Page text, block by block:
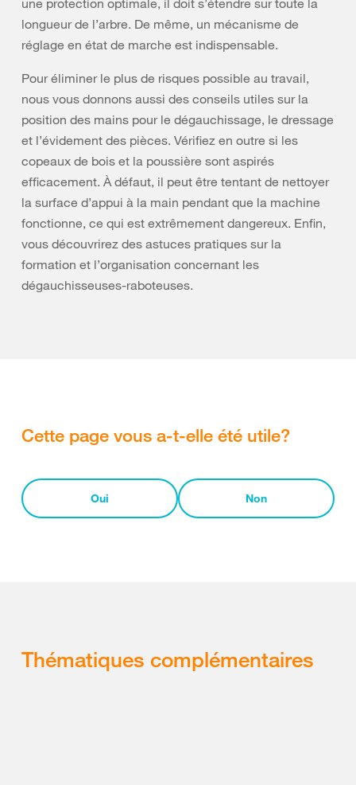
une protection optimale, il doit s’étendre sur toute la
longueur de l’arbre. De même, un mécanisme de
réglage en état de marche est indispensable.
Pour éliminer le plus de risques possible au travail,
nous vous donnons aussi des conseils utiles sur la
position des mains pour le dégauchissage, le dressage
et l’évidement des pièces. Vérifiez en outre si les
copeaux de bois et la poussière sont aspirés
efficacement. À défaut, il peut être tentant de nettoyer
la surface d’appui à la main pendant que la machine
fonctionne, ce qui est extrêmement dangereux. Enfin,
vous découvrirez des astuces pratiques sur la
formation et l’organisation concernant les
dégauchisseuses-raboteuses.
Cette page vous a-t-elle été utile?
Oui Non
Thématiques complémentaires